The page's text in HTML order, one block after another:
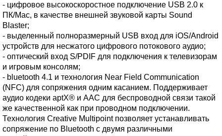
- цифровое высокоскоростное подключение USB 2.0 к
ПК/Mac, в качестве внешней звуковой карты Sound
Blaster;
- выделенный полноразмерный USB вход для iOS/Android
устройств для несжатого цифрового потокового аудио;
- оптический вход S/PDIF для подключения к телевизорам
и игровым консолям;
- bluetooth 4.1 и технология Near Field Communication
(NFC) для сопряжения одним касанием. Поддерживает
аудио кодеки aptX® и AAC для беспроводной связи такой
же качественной как при проводном подключении.
Технология Creative Multipoint позволяет устанавливать
сопряжение по Bluetooth с двумя различными